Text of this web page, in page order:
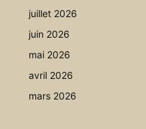
juillet 2026
juin 2026
mai 2026
avril 2026
mars 2026